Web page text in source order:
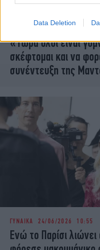
Data Deletion
01/07/2026
«Τώρα όλοι είναι
σκέφτομαι και να
συνέντευξη της
ΓΥΝΑΙΚΑ 24/06/2026 10:55
Ενώ το Παρίσι